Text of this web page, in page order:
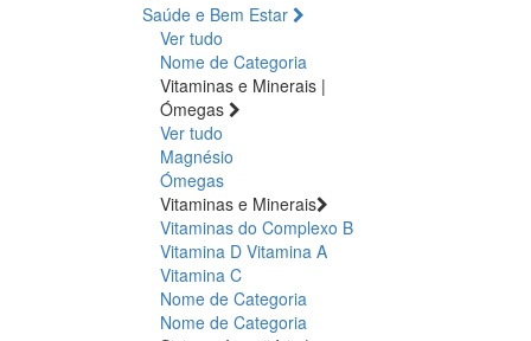
Saúde e Bem Estar
Ver tudo
Nome de Categoria
Vitaminas e Minerais |
Ómegas
Ver tudo
Magnésio
Ómegas
Vitaminas e Minerais
Vitaminas do Complexo B
Vitamina D Vitamina A
Vitamina C
Nome de Categoria
Nome de Categoria